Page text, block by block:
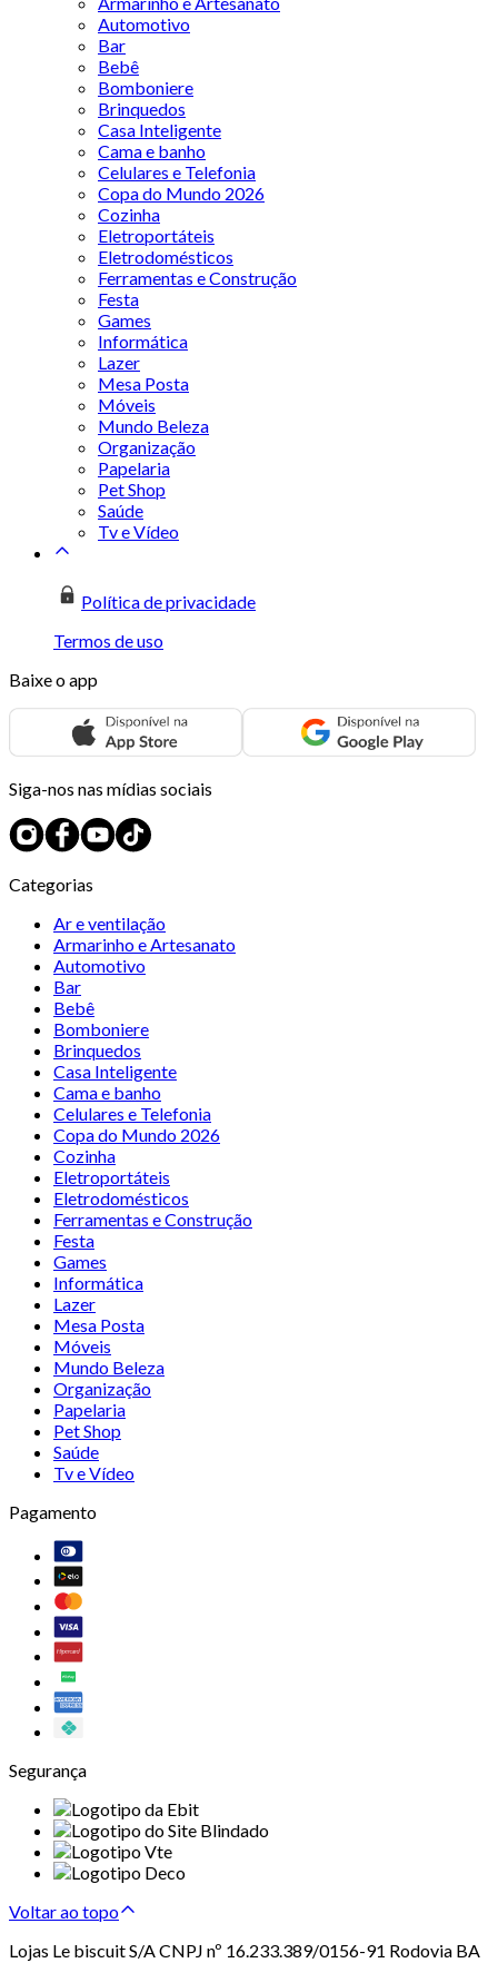
Automotivo
Bar
Bebê
Bomboniere
Brinquedos
Casa Inteligente
Cama e banho
Celulares e Telefonia
Copa do Mundo 2026
Cozinha
Eletroportáteis
Eletrodomésticos
Ferramentas e Construção
Festa
Games
Informática
Lazer
Mesa Posta
Móveis
Mundo Beleza
Organização
Papelaria
Pet Shop
Saúde
Tv e Vídeo
Política de privacidade
Termos de uso
Baixe o app
Siga-nos nas mídias sociais
Categorias
Ar e ventilação
Armarinho e Artesanato
Automotivo
Bar
Bebê
Bomboniere
Brinquedos
Casa Inteligente
Cama e banho
Celulares e Telefonia
Copa do Mundo 2026
Cozinha
Eletroportáteis
Eletrodomésticos
Ferramentas e Construção
Festa
Games
Informática
Lazer
Mesa Posta
Móveis
Mundo Beleza
Organização
Papelaria
Pet Shop
Saúde
Tv e Vídeo
Pagamento
Segurança
Voltar ao topo
Lojas Le biscuit S/A CNPJ nº 16.233.389/0156-91 Rodovia BA